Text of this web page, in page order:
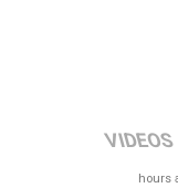
VIDEOS